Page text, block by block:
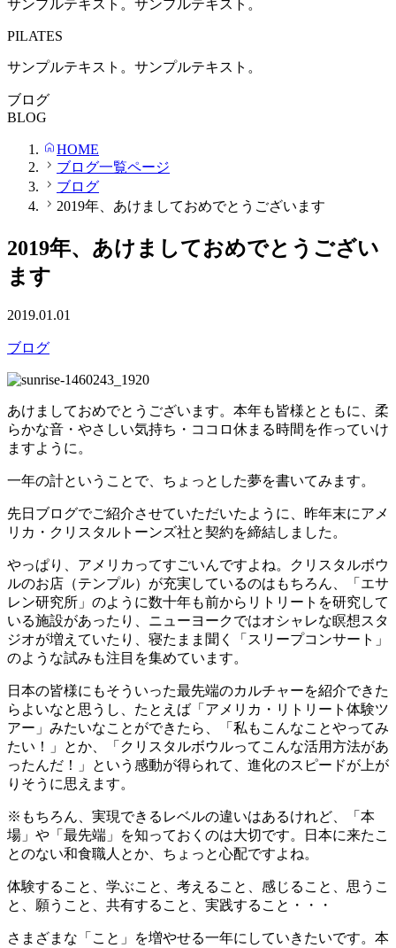
サンプルテキスト。サンプルテキスト。
PILATES
サンプルテキスト。サンプルテキスト。
ブログ
BLOG
HOME
ブログ一覧ページ
ブログ
2019年、あけましておめでとうございます
2019年、あけましておめでとうござい
ます
2019.01.01
ブログ
あけましておめでとうございます。本年も皆様とともに、柔
らかな音・やさしい気持ち・ココロ休まる時間を作っていけ
ますように。
一年の計ということで、ちょっとした夢を書いてみます。
先日ブログでご紹介させていただいたように、昨年末にアメ
リカ・クリスタルトーンズ社と契約を締結しました。
やっぱり、アメリカってすごいんですよね。クリスタルボウ
ルのお店（テンプル）が充実しているのはもちろん、「エサ
レン研究所」のように数十年も前からリトリートを研究して
いる施設があったり、ニューヨークではオシャレな瞑想スタ
ジオが増えていたり、寝たまま聞く「スリープコンサート」
のような試みも注目を集めています。
日本の皆様にもそういった最先端のカルチャーを紹介できた
らよいなと思うし、たとえば「アメリカ・リトリート体験ツ
アー」みたいなことができたら、「私もこんなことやってみ
たい！」とか、「クリスタルボウルってこんな活用方法があ
ったんだ！」という感動が得られて、進化のスピードが上が
りそうに思えます。
※もちろん、実現できるレベルの違いはあるけれど、「本
場」や「最先端」を知っておくのは大切です。日本に来たこ
とのない和食職人とか、ちょっと心配ですよね。
体験すること、学ぶこと、考えること、感じること、思うこ
と、願うこと、共有すること、実践すること・・・
さまざまな「こと」を増やせる一年にしていきたいです。本